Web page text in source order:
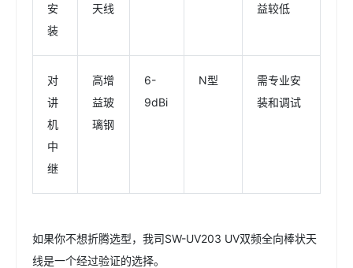
安
装
天线
益较低
对
讲
机
中
继
高增
益玻
璃钢
6-
9dBi
N型
需专业安
装和调试
如果你不想折腾选型，我司SW-UV203 UV双频全向棒状天
线是一个经过验证的选择。